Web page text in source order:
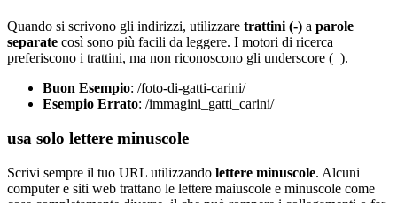
Quando si scrivono gli indirizzi, utilizzare trattini (-) a parole
separate così sono più facili da leggere. I motori di ricerca
preferiscono i trattini, ma non riconoscono gli underscore (_).
Buon Esempio: /foto-di-gatti-carini/
Esempio Errato: /immagini_gatti_carini/
usa solo lettere minuscole
Scrivi sempre il tuo URL utilizzando lettere minuscole. Alcuni
computer e siti web trattano le lettere maiuscole e minuscole come